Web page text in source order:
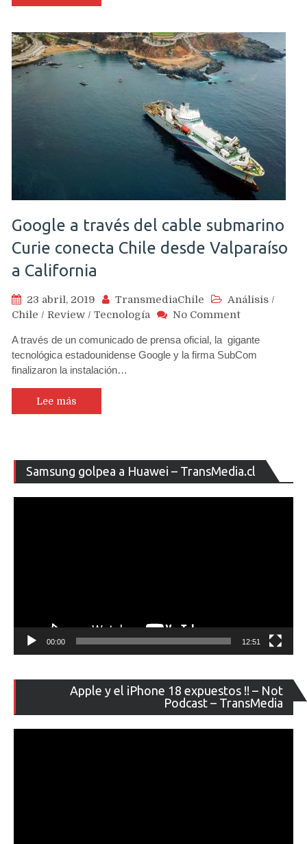
5G
Chile
y
se
confirma
Google a través del cable submarino
Curie conecta Chile desde Valparaíso
a California
23 abril, 2019 TransmediaChile Análisis /
Chile / Review / Tecnología No Commenton
a
través
Valparaíso
a
California
A través de un comunicado de prensa oficial, la gigante
tecnológica estadounidense Google y la firma SubCom
finalizaron la instalación…
Lee más
Samsung golpea a Huawei – TransMedia.cl
de
00:00 12:51
Apple y el iPhone 18 expuestos !! – Not
Podcast – TransMedia
de